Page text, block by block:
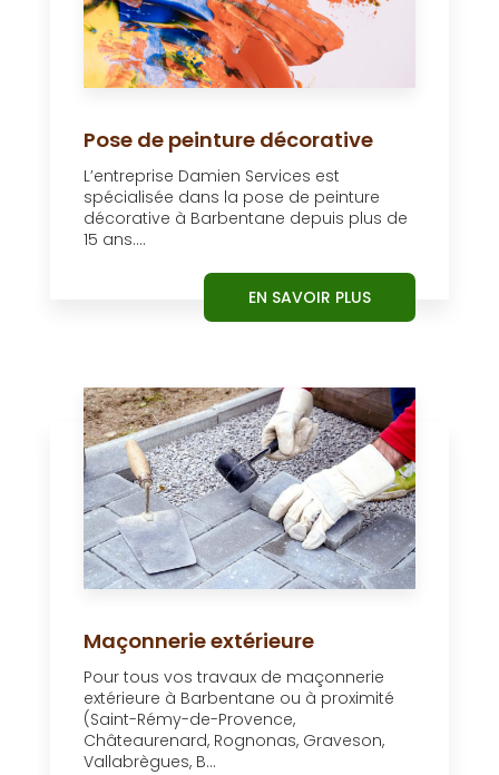
Pose de peinture décorative
L’entreprise Damien Services est
spécialisée dans la pose de peinture
décorative à Barbentane depuis plus de
15 ans....
EN SAVOIR PLUS
Maçonnerie extérieure
Pour tous vos travaux de maçonnerie
extérieure à Barbentane ou à proximité
(Saint-Rémy-de-Provence,
Châteaurenard, Rognonas, Graveson,
Vallabrègues, B...